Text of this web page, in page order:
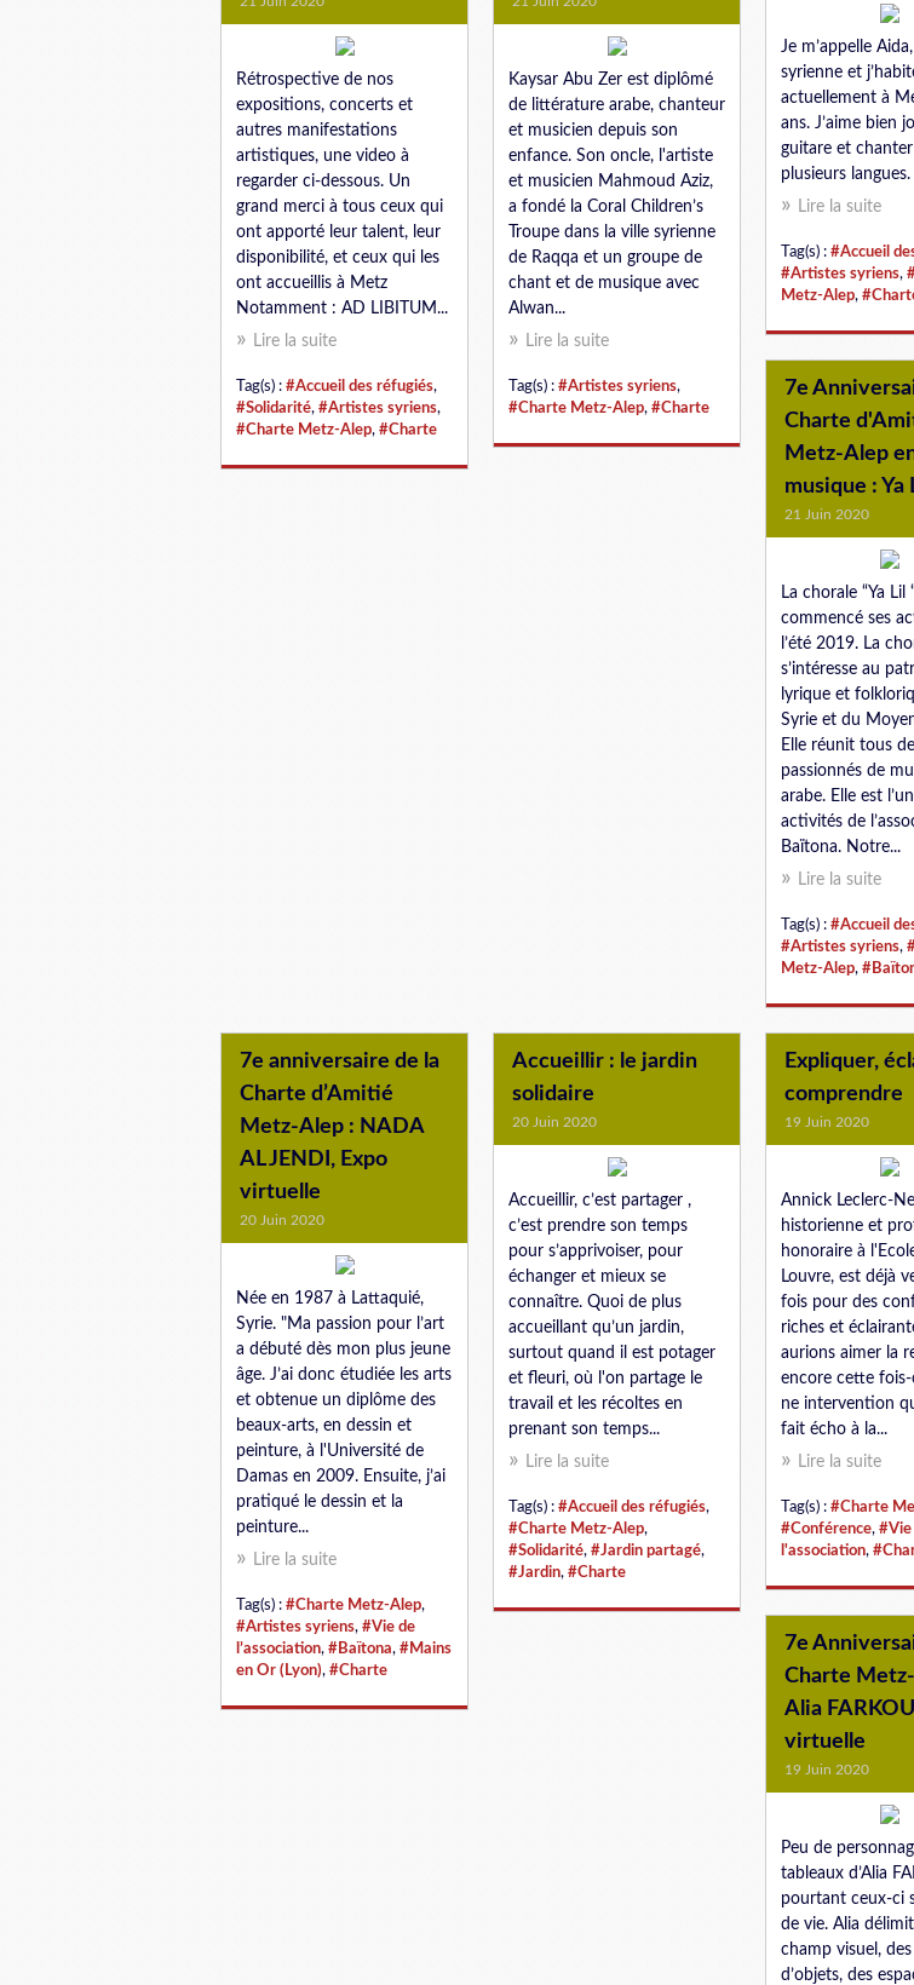
Rétrospective de nos
expositions, concerts et
autres manifestations
artistiques, une video à
regarder ci-dessous. Un
grand merci à tous ceux qui
ont apporté leur talent, leur
disponibilité, et ceux qui les
ont accueillis à Metz
Notamment : AD LIBITUM...
Lire la suite
Tag(s) : #Accueil des réfugiés,
#Solidarité, #Artistes syriens,
#Charte Metz-Alep, #Charte
Kaysar Abu Zer est diplômé
de littérature arabe, chanteur
et musicien depuis son
enfance. Son oncle, l'artiste
et musicien Mahmoud Aziz,
a fondé la Coral Children’s
Troupe dans la ville syrienne
de Raqqa et un groupe de
chant et de musique avec
Alwan...
Lire la suite
Tag(s) : #Artistes syriens,
#Charte Metz-Alep, #Charte
Je m’appelle
syrienne et
actuellement à
ans. J’aime bien
guitare et
plusieurs langues.
Lire la suite
Tag(s) : #Accueil
#Artistes syriens,
Metz-Alep,
7e
Charte
Metz-Alep
musique : Ya
21 Juin 2020
La chorale “Ya Lil
commencé ses
l’été 2019. La
s’intéresse au
lyrique et
Syrie et du
Elle réunit tous
passionnés de
arabe. Elle est
activités de
Baïtona. Notre...
Lire la suite
Tag(s) : #Accueil
#Artistes syriens,
Metz-Alep,
7e anniversaire de la
Charte d’Amitié
Metz-Alep : NADA
AL JENDI, Expo
virtuelle
20 Juin 2020
Née en 1987 à Lattaquié,
Syrie. "Ma passion pour l’art
a débuté dès mon plus jeune
âge. J’ai donc étudiée les arts
et obtenue un diplôme des
beaux-arts, en dessin et
peinture, à l'Université de
Damas en 2009. Ensuite, j’ai
pratiqué le dessin et la
peinture...
Lire la suite
Tag(s) : #Charte Metz-Alep,
#Artistes syriens, #Vie de
l’association, #Baïtona, #Mains
en Or (Lyon), #Charte
Accueillir : le jardin
solidaire
20 Juin 2020
Accueillir, c’est partager ,
c’est prendre son temps
pour s’apprivoiser, pour
échanger et mieux se
connaître. Quoi de plus
accueillant qu’un jardin,
surtout quand il est potager
et fleuri, où l'on partage le
travail et les récoltes en
prenant son temps...
Lire la suite
Tag(s) : #Accueil des réfugiés,
#Charte Metz-Alep,
#Solidarité, #Jardin partagé,
#Jardin, #Charte
Expliquer,
comprendre
19 Juin 2020
Annick Leclerc-
historienne et
honoraire à
Louvre, est déjà
fois pour des
riches et
aurions aimer la
encore cette
ne intervention
fait écho à la...
Lire la suite
Tag(s) : #Charte
#Conférence, #Vie
l'association,
7e
Charte
Alia
virtuelle
19 Juin 2020
Peu de
tableaux d’Alia
pourtant ceux-ci
de vie. Alia
champ visuel,
d’objets, des